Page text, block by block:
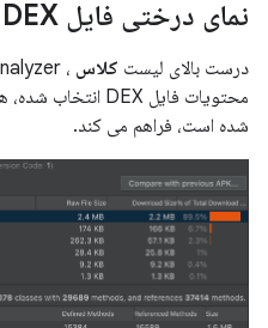
نمای درختی فایل DEX را فیلتر کنید
درست بالای لیست کلاس
شده است، فراهم می کند.